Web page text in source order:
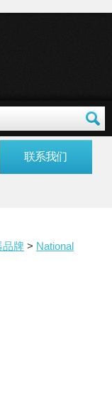
联系我们
品牌 > National